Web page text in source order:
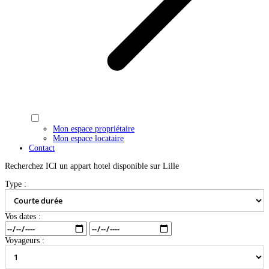
Mon espace propriétaire
Mon espace locataire
Contact
Recherchez ICI un appart hotel disponible sur Lille
Type :
Vos dates :
Voyageurs :